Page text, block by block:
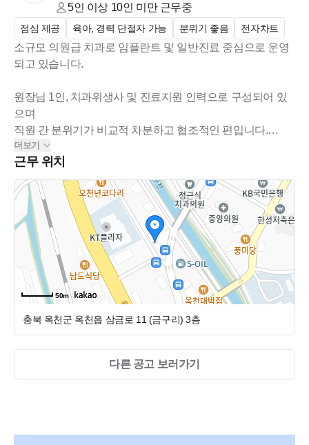
5인 이상 10인 미만근무중
점심 제공 육아, 경력 단절자 가능 분위기 좋음 전자차트
소규모 의원급 치과로 임플란트 및 일반진료 중심으로 운영
되고 있습니다.
원장님 1인, 치과위생사 및 진료지원 인력으로 구성되어 있
으며
직원 간 분위기가 비교적 차분하고 협조적인 편입니다.
전자차트 사용 중이며 정시 진료를 지향하고 있고,
서로 도우며 안정적으로 오래 근무할 수 있는 환경을 중요하
게 생각합니다.
더보기
근무 위치
50m
충북 옥천군 옥천읍 삼금로 11 (금구리) 3층
다른 공고 보러가기